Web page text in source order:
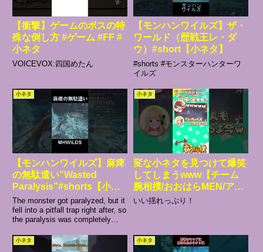
【衝撃】ゲームのボスの特
殊な倒し方 #ゲーム #FF #
小ネタ
VOICEVOX:四国めたん
【モンハンワイルズ】ザ・
ワールド（歴戦王レ・ダ
ウ）#short【小ネタ】
#shorts #モンスターハンターワ
イルズ
小ネタ
【モンハンワイルズ】麻痺
の無駄遣い”Wasted
Paralysis”#shorts【小ネ
タ】
The monster got paralyzed, but it
fell into a pitfall trap right after, so
the paralysis was completely
小ネタ
変な小ネタを見つけて爆笑
してしまうwww【チーム
腕相撲/おおはらMEN/ア
キ・ローゼンタール/けっ
いい揺れっぷり！
小ネタ 小ネタ